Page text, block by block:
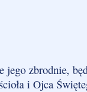
jego zbrodnie,
i Ojca